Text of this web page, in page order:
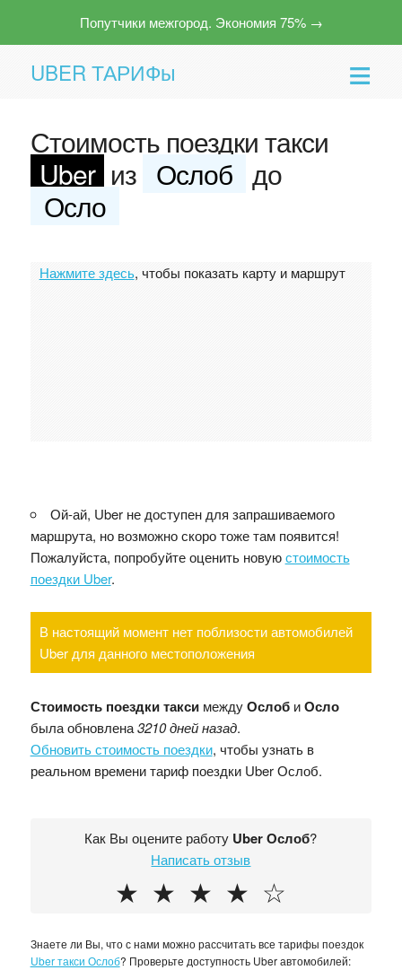
Попутчики межгород. Экономия 75% →
UBER ТАРИФы
Стоимость поездки такси
Uber из Ослоб до
Осло
Нажмите здесь, чтобы показать карту и маршрут
Ой-ай, Uber не доступен для запрашиваемого
маршрута, но возможно скоро тоже там появится!
Пожалуйста, попробуйте оценить новуюстоимость
поездки Uber.
В настоящий момент нет поблизости автомобилей
Uber для данного местоположения
Стоимость поездки таксимеждуОслобиОсло
была обновлена3210 дней назад.
Обновить стоимость поездки, чтобы узнать в
реальном времени тариф поездки Uber Ослоб.
Как Вы оцените работу Uber Ослоб?
Написать отзыв
☆
★
★
★
★
Знаете ли Вы, что с нами можно рассчитать все тарифы поездок
Uber такси Ослоб? Проверьте доступность Uber автомобилей: